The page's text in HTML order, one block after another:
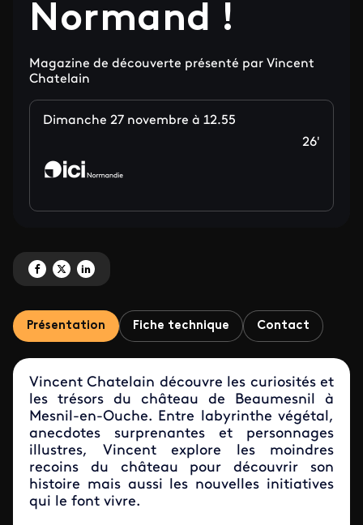
Normand !
Magazine de découverte présenté par Vincent
Chatelain
Dimanche 27 novembre à 12.55
26'
Partagez 'Vachement Normand !' sur Facebook
Partagez 'Vachement Normand !' sur X
Partagez 'Vachement Normand !' sur LinkedIn
Présentation Fiche technique Contact
Vincent Chatelain découvre les curiosités et
les trésors du château de Beaumesnil à
Mesnil-en-Ouche. Entre labyrinthe végétal,
anecdotes surprenantes et personnages
illustres, Vincent explore les moindres
recoins du château pour découvrir son
histoire mais aussi les nouvelles initiatives
qui le font vivre.